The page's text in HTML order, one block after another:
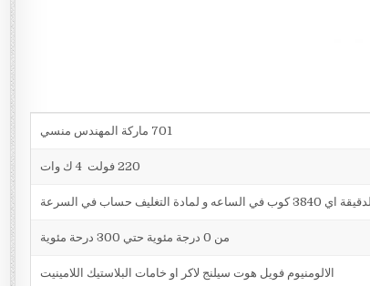
701 ماركة المهندس منسي
220 فولت 4 ك وات
من 0 درجة مئوية حتي 300 درحة مئوية
الالومنيوم فويل هوت سيلنج لاكر او خامات البلاستيك اللامينيت